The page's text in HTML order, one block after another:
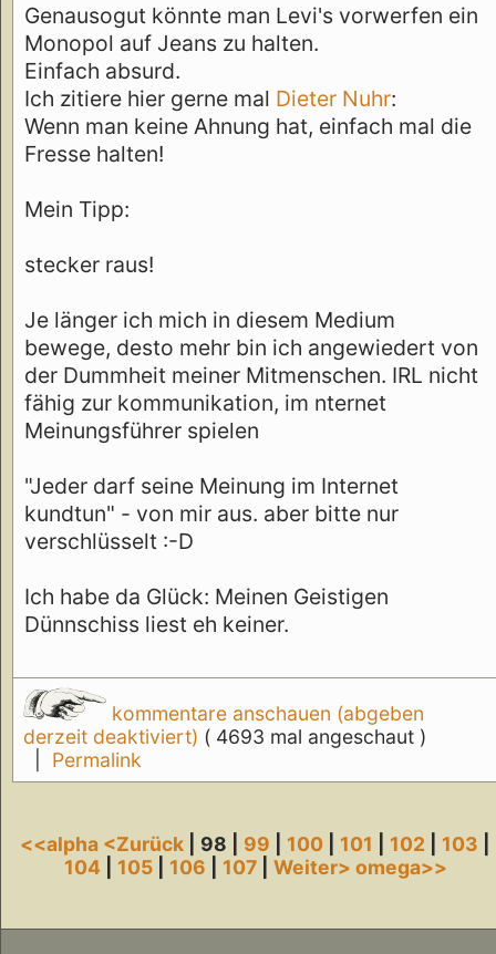
Genausogut könnte man Levi's vorwerfen ein
Monopol auf Jeans zu halten.
Einfach absurd.
Ich zitiere hier gerne mal Dieter Nuhr:
Wenn man keine Ahnung hat, einfach mal die
Fresse halten!
Mein Tipp:
stecker raus!
Je länger ich mich in diesem Medium
bewege, desto mehr bin ich angewiedert von
der Dummheit meiner Mitmenschen. IRL nicht
fähig zur kommunikation, im nternet
Meinungsführer spielen
"Jeder darf seine Meinung im Internet
kundtun" - von mir aus. aber bitte nur
verschlüsselt :-D
Ich habe da Glück: Meinen Geistigen
Dünnschiss liest eh keiner.
kommentare anschauen (abgeben
derzeit deaktiviert) ( 4693 mal angeschaut )
Permalink
<<alpha <Zurück | 98 | 99 100 101 102 103
104
105| 106 107| Weiter> omega>>